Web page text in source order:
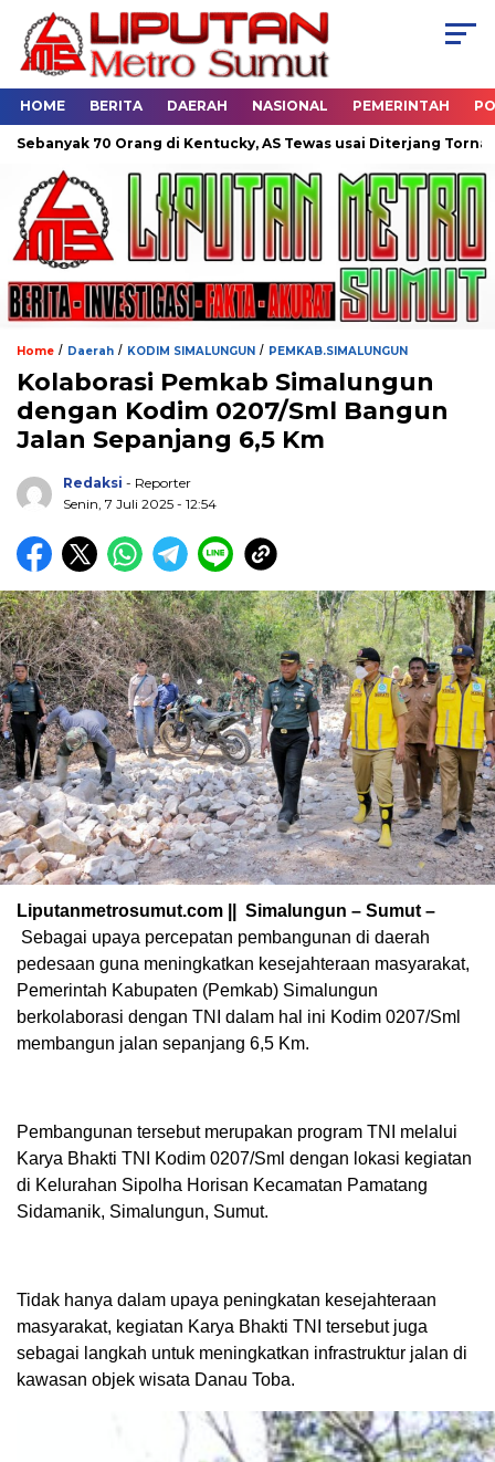
HOME BERITA DAERAH NASIONAL PEMERINTAH
70 Orang di Kentucky, AS Tewas usai Diterjang Tornado
Home / Daerah / KODIM SIMALUNGUN / PEMKAB.SIMALUNGUN
Kolaborasi Pemkab Simalungun
dengan Kodim 0207/Sml Bangun
Jalan Sepanjang 6,5 Km
Redaksi - Reporter
Senin, 7 Juli 2025 - 12:54
Liputanmetrosumut.com || Simalungun – Sumut –
Sebagai upaya percepatan pembangunan di daerah
pedesaan guna meningkatkan kesejahteraan masyarakat,
Pemerintah Kabupaten (Pemkab) Simalungun
berkolaborasi dengan TNI dalam hal ini Kodim 0207/Sml
membangun jalan sepanjang 6,5 Km.
Pembangunan tersebut merupakan program TNI melalui
Karya Bhakti TNI Kodim 0207/Sml dengan lokasi kegiatan
di Kelurahan Sipolha Horisan Kecamatan Pamatang
Sidamanik, Simalungun, Sumut.
Tidak hanya dalam upaya peningkatan kesejahteraan
masyarakat, kegiatan Karya Bhakti TNI tersebut juga
sebagai langkah untuk meningkatkan infrastruktur jalan di
kawasan objek wisata Danau Toba.